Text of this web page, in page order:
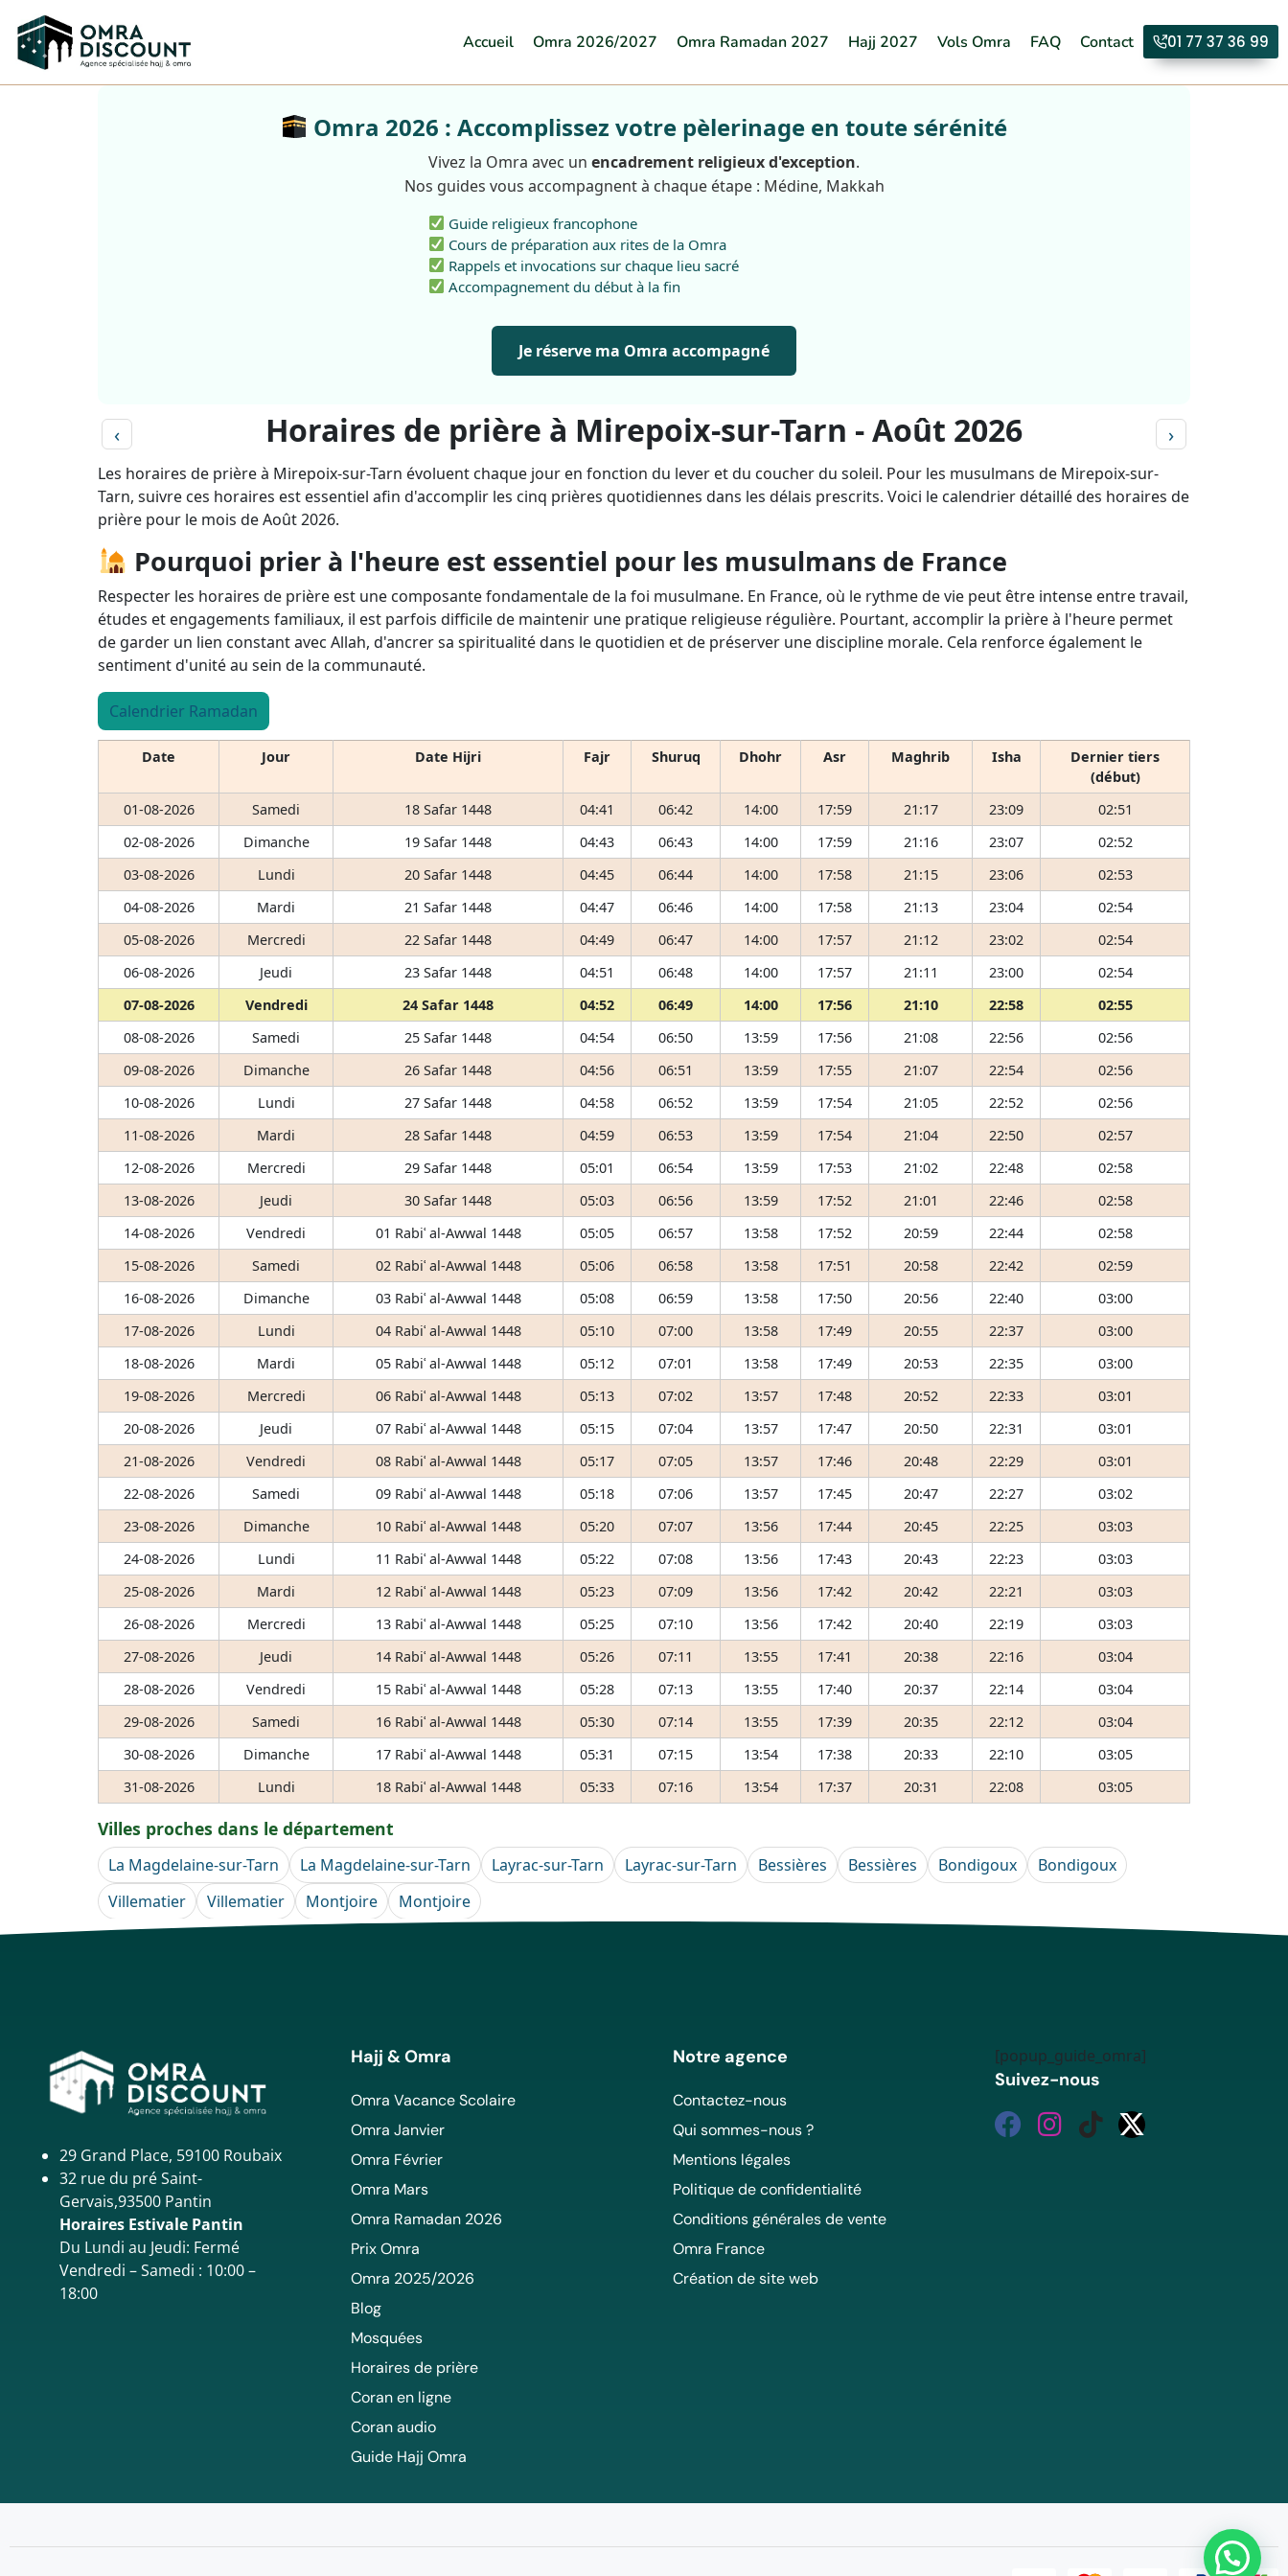
Accueil Omra 2026/2027 Omra Ramadan 2027 Hajj 2027 Vols Omra FAQ Contact 01 77 37 36 99
Omra 2026 : Accomplissez votre pèlerinage en toute sérénité
Vivez la Omra avec un encadrement religieux d'exception.
Nos guides vous accompagnent à chaque étape : Médine, Makkah
Guide religieux francophone
Cours de préparation aux rites de la Omra
Rappels et invocations sur chaque lieu sacré
Accompagnement du début à la fin
Je réserve ma Omra accompagné
‹ Horaires de prière à Mirepoix-sur-Tarn - Août 2026 ›
Les horaires de prière à Mirepoix-sur-Tarn évoluent chaque jour en fonction du lever et du coucher du soleil. Pour les musulmans de Mirepoix-sur-
Tarn, suivre ces horaires est essentiel afin d'accomplir les cinq prières quotidiennes dans les délais prescrits. Voici le calendrier détaillé des horaires de
prière pour le mois de Août 2026.
Pourquoi prier à l'heure est essentiel pour les musulmans de France
Respecter les horaires de prière est une composante fondamentale de la foi musulmane. En France, où le rythme de vie peut être intense entre travail,
études et engagements familiaux, il est parfois difficile de maintenir une pratique religieuse régulière. Pourtant, accomplir la prière à l'heure permet
de garder un lien constant avec Allah, d'ancrer sa spiritualité dans le quotidien et de préserver une discipline morale. Cela renforce également le
sentiment d'unité au sein de la communauté.
Calendrier Ramadan
Date Jour Date Hijri Fajr Shuruq Dhohr Asr Maghrib Isha
Dernier tiers
(début)
01-08-2026
Samedi 18 Safar 1448 04:41 06:42 14:00 17:59 21:17 23:09
02:51
02-08-2026
Dimanche 19 Safar 1448 04:43 06:43 14:00 17:59 21:16 23:07
02:52
03-08-2026
Lundi 20 Safar 1448 04:45 06:44 14:00 17:58 21:15 23:06
02:53
04-08-2026
Mardi 21 Safar 1448 04:47 06:46 14:00 17:58 21:13 23:04
02:54
05-08-2026
Mercredi 22 Safar 1448 04:49 06:47 14:00 17:57 21:12 23:02
02:54
06-08-2026
Jeudi 23 Safar 1448 04:51 06:48 14:00 17:57 21:11 23:00
02:54
07-08-2026
Vendredi 24 Safar 1448 04:52 06:49 14:00 17:56 21:10 22:58
02:55
08-08-2026
Samedi 25 Safar 1448 04:54 06:50 13:59 17:56 21:08 22:56
02:56
09-08-2026
Dimanche 26 Safar 1448 04:56 06:51 13:59 17:55 21:07 22:54
02:56
10-08-2026
Lundi 27 Safar 1448 04:58 06:52 13:59 17:54 21:05 22:52
02:56
11-08-2026
Mardi 28 Safar 1448 04:59 06:53 13:59 17:54 21:04 22:50
02:57
12-08-2026
Mercredi 29 Safar 1448 05:01 06:54 13:59 17:53 21:02 22:48
02:58
13-08-2026
Jeudi 30 Safar 1448 05:03 06:56 13:59 17:52 21:01 22:46
02:58
14-08-2026
Vendredi 01 Rabiʿ al-Awwal 1448 05:05 06:57 13:58 17:52 20:59 22:44
02:58
15-08-2026
Samedi 02 Rabiʿ al-Awwal 1448 05:06 06:58 13:58 17:51 20:58 22:42
02:59
16-08-2026
Dimanche 03 Rabiʿ al-Awwal 1448 05:08 06:59 13:58 17:50 20:56 22:40
03:00
17-08-2026
Lundi 04 Rabiʿ al-Awwal 1448 05:10 07:00 13:58 17:49 20:55 22:37
03:00
18-08-2026
Mardi 05 Rabiʿ al-Awwal 1448 05:12 07:01 13:58 17:49 20:53 22:35
03:00
19-08-2026
Mercredi 06 Rabiʿ al-Awwal 1448 05:13 07:02 13:57 17:48 20:52 22:33
03:01
20-08-2026
Jeudi 07 Rabiʿ al-Awwal 1448 05:15 07:04 13:57 17:47 20:50 22:31
03:01
21-08-2026
Vendredi 08 Rabiʿ al-Awwal 1448 05:17 07:05 13:57 17:46 20:48 22:29
03:01
22-08-2026
Samedi 09 Rabiʿ al-Awwal 1448 05:18 07:06 13:57 17:45 20:47 22:27
03:02
23-08-2026
Dimanche 10 Rabiʿ al-Awwal 1448 05:20 07:07 13:56 17:44 20:45 22:25
03:03
24-08-2026
Lundi 11 Rabiʿ al-Awwal 1448 05:22 07:08 13:56 17:43 20:43 22:23
03:03
25-08-2026
Mardi 12 Rabiʿ al-Awwal 1448 05:23 07:09 13:56 17:42 20:42 22:21
03:03
26-08-2026
Mercredi 13 Rabiʿ al-Awwal 1448 05:25 07:10 13:56 17:42 20:40 22:19
03:03
27-08-2026
Jeudi 14 Rabiʿ al-Awwal 1448 05:26 07:11 13:55 17:41 20:38 22:16
03:04
28-08-2026
Vendredi 15 Rabiʿ al-Awwal 1448 05:28 07:13 13:55 17:40 20:37 22:14
03:04
29-08-2026
Samedi 16 Rabiʿ al-Awwal 1448 05:30 07:14 13:55 17:39 20:35 22:12
03:04
30-08-2026
Dimanche 17 Rabiʿ al-Awwal 1448 05:31 07:15 13:54 17:38 20:33 22:10
03:05
31-08-2026
Lundi 18 Rabiʿ al-Awwal 1448 05:33 07:16 13:54 17:37 20:31 22:08 03:05
Villes proches dans le département
La Magdelaine-sur-Tarn La Magdelaine-sur-Tarn Layrac-sur-Tarn Layrac-sur-Tarn Bessières Bessières Bondigoux
Bondigoux
Villematier
Villematier Montjoire Montjoire
29 Grand Place, 59100 Roubaix
32 rue du pré Saint-
Gervais,93500 Pantin
Horaires Estivale Pantin
Du Lundi au Jeudi: Fermé
Vendredi – Samedi : 10:00 –
18:00
Hajj & Omra
Omra Vacance Scolaire
Omra Janvier
Omra Février
Omra Mars
Omra Ramadan 2026
Prix Omra
Omra 2025/2026
Blog
Mosquées
Horaires de prière
Coran en ligne
Coran audio
Guide Hajj Omra
Notre agence
Contactez-nous
Qui sommes-nous ?
Mentions légales
Politique de confidentialité
Conditions générales de vente
Omra France
Création de site web
[popup_guide_omra]
Suivez-nous